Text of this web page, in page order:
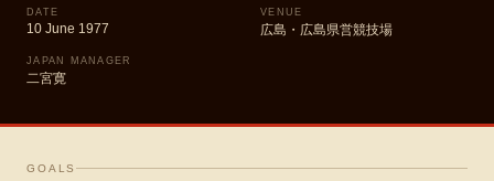
DATE
10 June 1977
VENUE
広島・広島県営競技場
JAPAN MANAGER
二宮寛
GOALS